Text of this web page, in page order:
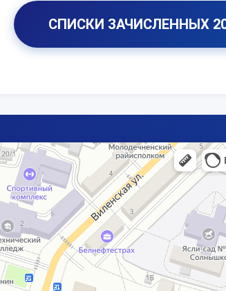
СПИСКИ ЗАЧИСЛЕННЫХ